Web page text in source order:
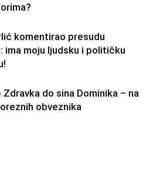
komentirao presudu
ima moju ljudsku i političku
do sina Dominika – na
obveznika